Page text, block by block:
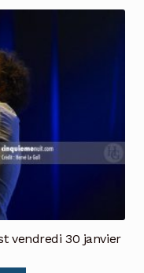
vendredi 30 janvier